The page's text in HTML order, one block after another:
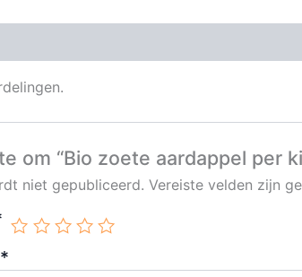
om “Bio zoete aardappel per
niet gepubliceerd. Vereiste velden zijn
*